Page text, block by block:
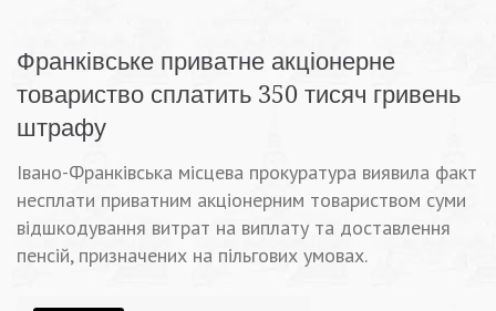
Франківське приватне акціонерне
товариство сплатить 350 тисяч гривень
штрафу
Івано-Франківська місцева прокуратура виявила факт
несплати приватним акціонерним товариством суми
відшкодування витрат на виплату та доставлення
пенсій, призначених на пільгових умовах.